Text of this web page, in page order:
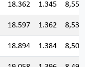
18.362 1.345 8,555
18.597 1.362 8,535
18.894 1.384 8,507